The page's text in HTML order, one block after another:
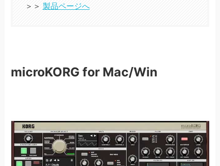
＞＞ 製品ページへ
microKORG for Mac/Win